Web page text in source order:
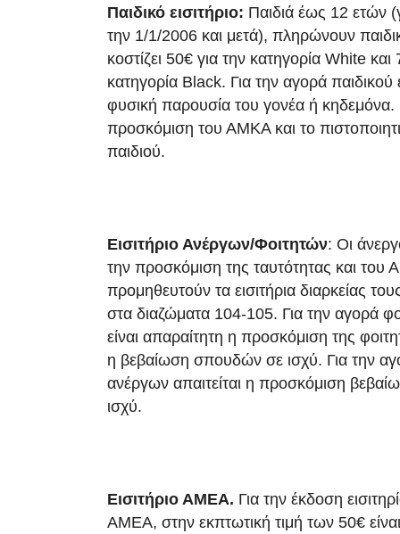
Παιδικό εισιτήριο: Παιδιά έως 12 ετών
την 1/1/2006 και μετά), πληρώνουν
κοστίζει 50€ για την κατηγορία White και
κατηγορία Black. Για την αγορά παιδικού
φυσική παρουσία του γονέα ή κηδεμόνα.
προσκόμιση του ΑΜΚΑ και το
παιδιού.
Εισιτήριο Ανέργων/Φοιτητών: Οι
την προσκόμιση της ταυτότητας και
προμηθευτούν τα εισιτήρια διαρκείας
στα διαζώματα 104-105. Για την αγορά
είναι απαραίτητη η προσκόμιση της
η βεβαίωση σπουδών σε ισχύ. Για την
ανέργων απαιτείται η προσκόμιση
ισχύ.
Εισιτήριο ΑΜΕΑ. Για την έκδοση
ΑΜΕΑ, στην εκπτωτική τιμή των 50€